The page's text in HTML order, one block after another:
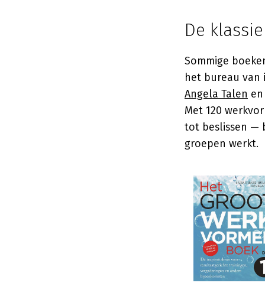
De
Sommige
het bureau
Angela Talen
Met 120
tot beslissen —
groepen werkt.